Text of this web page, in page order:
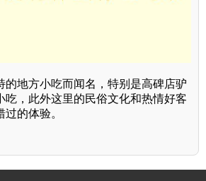
的地方小吃而闻名，特别是高碑店驴
吃，此外这里的民俗文化和热情好客
的体验。